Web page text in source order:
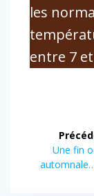
les
entre 7
l’article
Article
Une fin